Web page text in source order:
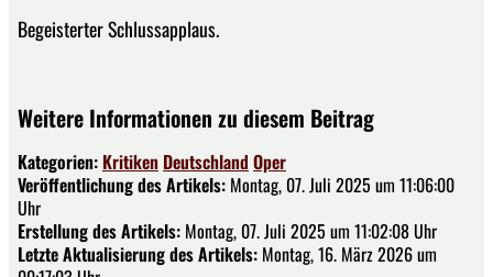
Begeisterter Schlussapplaus.
Weitere Informationen zu diesem Beitrag
Kategorien: Kritiken Deutschland Oper
Veröffentlichung des Artikels: Montag, 07. Juli 2025 um 11:06:00
Uhr
Erstellung des Artikels: Montag, 07. Juli 2025 um 11:02:08 Uhr
Letzte Aktualisierung des Artikels: Montag, 16. März 2026 um